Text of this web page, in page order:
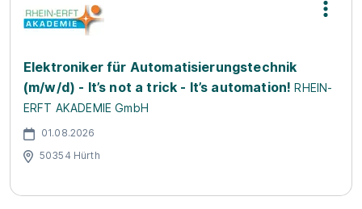
Elektroniker für Automatisierungstechnik
(m/w/d) - It’s not a trick - It’s automation! RHEIN-
ERFT AKADEMIE GmbH
01.08.2026
50354 Hürth